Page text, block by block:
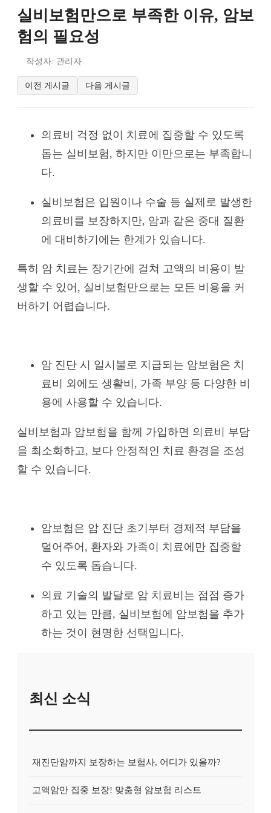
실비보험만으로 부족한 이유, 암보
험의 필요성
작성자: 관리자
이전 게시글 다음 게시글
의료비 걱정 없이 치료에 집중할 수 있도록
돕는 실비보험, 하지만 이만으로는 부족합니
다.
실비보험은 입원이나 수술 등 실제로 발생한
의료비를 보장하지만, 암과 같은 중대 질환
에 대비하기에는 한계가 있습니다.
특히 암 치료는 장기간에 걸쳐 고액의 비용이 발
생할 수 있어, 실비보험만으로는 모든 비용을 커
버하기 어렵습니다.
암 진단 시 일시불로 지급되는 암보험은 치
료비 외에도 생활비, 가족 부양 등 다양한 비
용에 사용할 수 있습니다.
실비보험과 암보험을 함께 가입하면 의료비 부담
을 최소화하고, 보다 안정적인 치료 환경을 조성
할 수 있습니다.
암보험은 암 진단 초기부터 경제적 부담을
덜어주어, 환자와 가족이 치료에만 집중할
수 있도록 돕습니다.
의료 기술의 발달로 암 치료비는 점점 증가
하고 있는 만큼, 실비보험에 암보험을 추가
하는 것이 현명한 선택입니다.
최신 소식
재진단암까지 보장하는 보험사, 어디가 있을까?
고액암만 집중 보장! 맞춤형 암보험 리스트